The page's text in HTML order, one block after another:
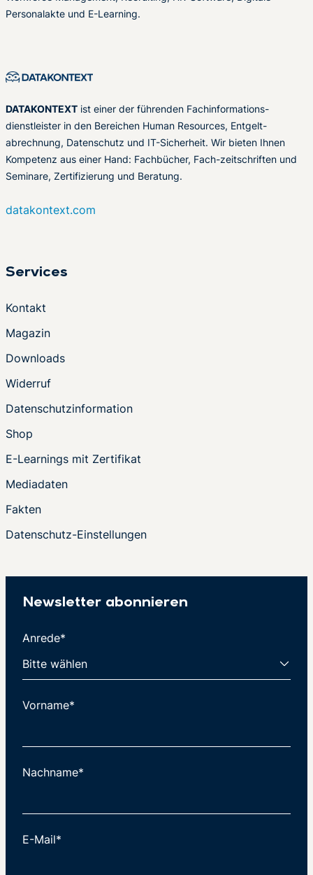
Personalakte und E-Learning.
DATAKONTEXT ist einer der führenden Fachinformations-
dienstleister in den Bereichen Human Resources, Entgelt-
abrechnung, Datenschutz und IT-Sicherheit. Wir bieten Ihnen
Kompetenz aus einer Hand: Fachbücher, Fach-zeitschriften und
Seminare, Zertifizierung und Beratung.
datakontext.com
Services
Kontakt
Magazin
Downloads
Widerruf
Datenschutzinformation
Shop
E-Learnings mit Zertifikat
Mediadaten
Fakten
Datenschutz-Einstellungen
Newsletter abonnieren
Anrede*
Vorname*
Nachname*
E-Mail*